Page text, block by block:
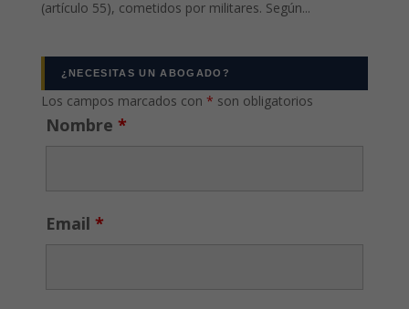
(artículo 55), cometidos por militares. Según...
¿NECESITAS UN ABOGADO?
Los campos marcados con * son obligatorios
Nombre *
Email *